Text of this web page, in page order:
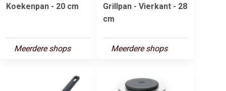
Koekenpan - 20 cm
Meerdere shops
Grillpan - Vierkant - 28
cm
Meerdere shops